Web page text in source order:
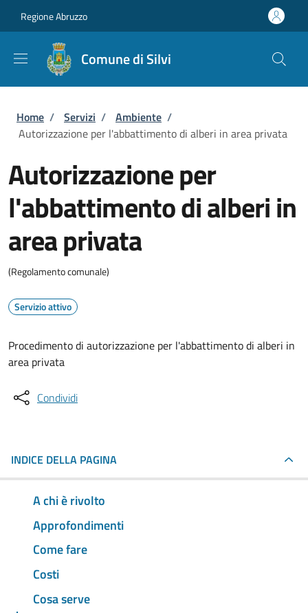
Regione Abruzzo
Comune di Silvi
Briciole di pane
Home / Servizi / Ambiente /
Autorizzazione per l'abbattimento di alberi in area privata
Autorizzazione per
l'abbattimento di alberi in
area privata
(Regolamento comunale)
Servizio attivo
Procedimento di autorizzazione per l'abbattimento di alberi in
area privata
Condividi
INDICE DELLA PAGINA
A chi è rivolto
Approfondimenti
Come fare
Costi
Cosa serve